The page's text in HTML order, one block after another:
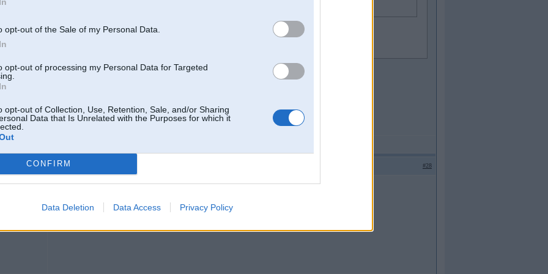
opt-out of the Sale of my Personal Data.
opt-out of processing my Personal Data for Targeted
opt-out of Collection, Use, Retention, Sale, and/or Sharing
Data that Is Unrelated with the Purposes for which it
CONFIRM
Data Deletion Data Access Privacy Policy
mershi ruusee vnk akujetj
05. Jan 2009, 19:15 #28
turcijas mershi. es arii no BMW uz mersi kaadu laiku atpakal paargaaju, bet tag atkal BMW gribaas.
-----------------
Viss ko es daru, ir nepieciešams, pareizs un jauks!